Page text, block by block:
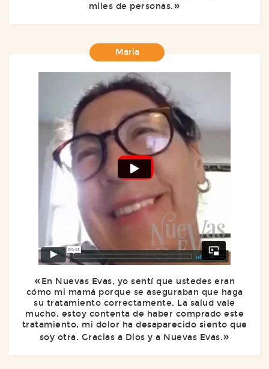
miles de personas.
Maria
En Nuevas Evas, yo sentí que ustedes eran
cómo mi mamá porque se aseguraban que haga
su tratamiento correctamente. La salud vale
mucho, estoy contenta de haber comprado este
tratamiento, mi dolor ha desaparecido siento que
soy otra. Gracias a Dios y a Nuevas Evas.